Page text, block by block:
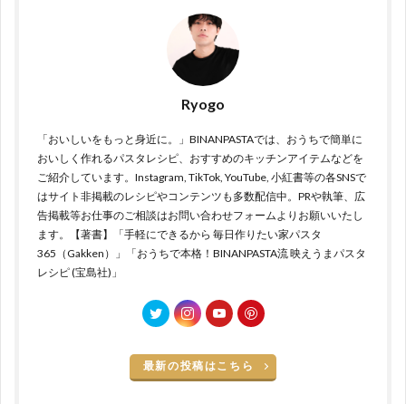
Ryogo
「おいしいをもっと身近に。」BINANPASTAでは、おうちで簡単に
おいしく作れるパスタレシピ、おすすめのキッチンアイテムなどを
ご紹介しています。Instagram, TikTok, YouTube, 小紅書等の各SNSで
はサイト非掲載のレシピやコンテンツも多数配信中。PRや執筆、広
告掲載等お仕事のご相談はお問い合わせフォームよりお願いいたし
ます。【著書】「手軽にできるから 毎日作りたい家パスタ
365（Gakken）」「おうちで本格！BINANPASTA流 映えうまパスタ
レシピ (宝島社)」
最新の投稿はこちら